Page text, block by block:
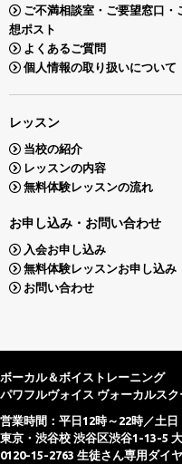
ご不満相談室・ご要望窓口・
想ポスト
よくあるご質問
個人情報の取り扱いについて
レッスン
当校の紹介
レッスンの内容
無料体験レッスンの流れ
お申し込み・お問い合わせ
入会お申し込み
無料体験レッスンお申し込み
お問い合わせ
ボーカル＆ボイストレーニング
パワフルヴォイス ヴォーカルスク
営業時間：平日12時～22時／土
東京・渋谷校 渋谷区渋谷1-13-5
0120-15-2763 生徒さん専用ダイ